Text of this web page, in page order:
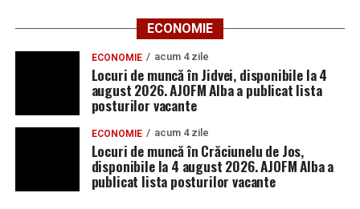
ECONOMIE
ECONOMIE acum 4 zile
Locuri de muncă în Jidvei, disponibile la 4
august 2026. AJOFM Alba a publicat lista
posturilor vacante
ECONOMIE acum 4 zile
Locuri de muncă în Crăciunelu de Jos,
disponibile la 4 august 2026. AJOFM Alba a
publicat lista posturilor vacante